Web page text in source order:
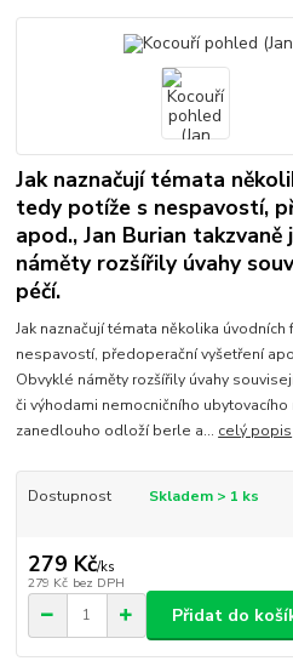
Jak naznačují témata
tedy potíže s nespavostí,
apod., Jan Burian
náměty rozšířily úvahy
péčí.
Jak naznačují témata několika
nespavostí, předoperační vyšetření
Obvyklé náměty rozšířily úvahy
či výhodami nemocničního
zanedlouho odloží berle a... celý popis
Dostupnost Skladem > 1 ks
279 Kč/ks
279 Kč bez DPH
Přidat do